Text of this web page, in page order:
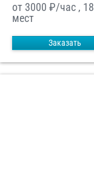
от 3000 ₽/час , 18
мест
Заказать